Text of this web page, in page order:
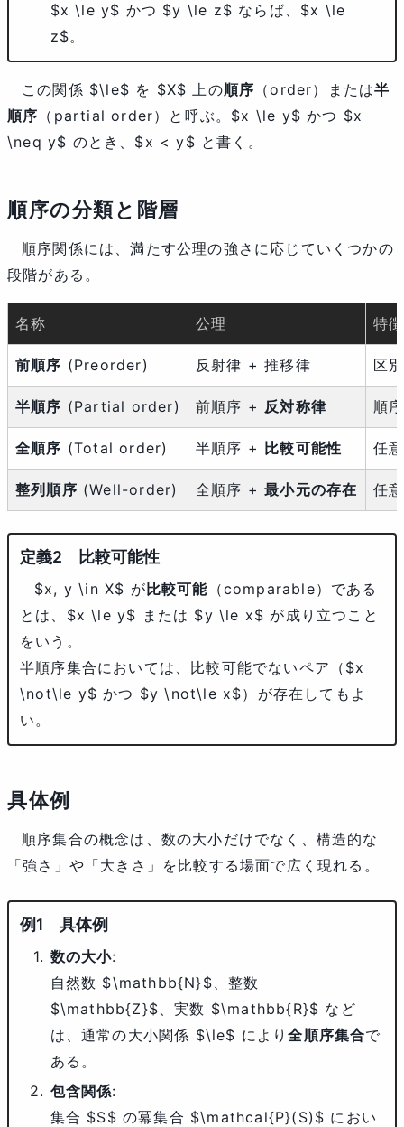
$x \le y$ かつ $y \le z$ ならば、$x \le
z$。
この関係 $\le$ を $X$ 上の順序 （order）または半
順序 （partial order）と呼ぶ。 $x \le y$ かつ $x
\neq y$ のとき、 $x < y$ と書く。
順序の分類と階層
順序関係には、満たす公理の強さに応じていくつかの
段階がある。
名称 公理 特徴
前順序 (Preorder) 反射律 + 推移律 区
半順序 (Partial order) 前順序 + 反対称律 順
全順序 (Total order) 半順序 + 比較可能性 任
整列順序 (Well-order) 全順序 +最小元の存在 任
比較可能性
$x, y \in X$ が 比較可能 （comparable）である
とは、 $x \le y$ または $y \le x$ が成り立つこと
をいう。
半順序集合においては、比較可能でないペア（ $x
\not\le y$ かつ $y \not\le x$）が存在してもよ
い。
具体例
順序集合の概念は、数の大小だけでなく、構造的な
「強さ」や「大きさ」を比較する場面で広く現れる。
具体例
数の大小:
自然数 $\mathbb{N}$、整数
$\mathbb{Z}$、実数 $\mathbb{R}$ など
は、通常の大小関係 $\le$ により全順序集合で
ある。
包含関係:
集合 $S$ の冪集合 $\mathcal{P}(S)$ におい